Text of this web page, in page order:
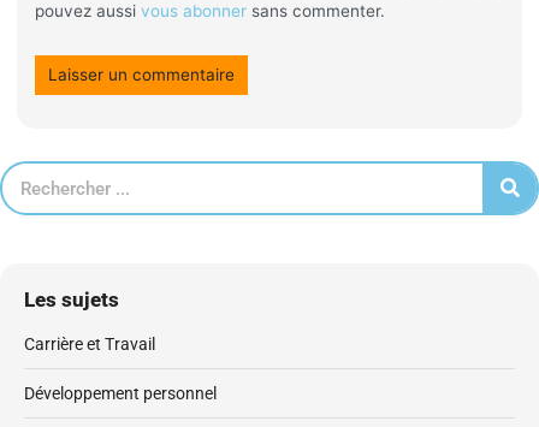
pouvez aussi vous abonnersans commenter.
Les sujets
Carrière et Travail
Développement personnel